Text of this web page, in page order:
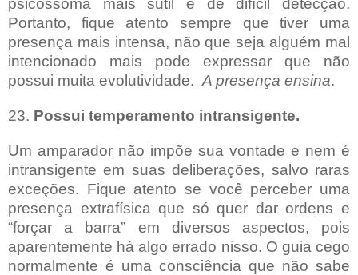
psicossoma mais sutil e de difícil detecção.
Portanto, fique atento sempre que tiver uma
presença mais intensa, não que seja alguém mal
intencionado mais pode expressar que não
possui muita evolutividade. A presença ensina.
23. Possui temperamento intransigente.
Um amparador não impõe sua vontade e nem é
intransigente em suas deliberações, salvo raras
exceções. Fique atento se você perceber uma
presença extrafísica que só quer dar ordens e
“forçar a barra” em diversos aspectos, pois
aparentemente há algo errado nisso. O guia cego
normalmente é uma consciência que não sabe